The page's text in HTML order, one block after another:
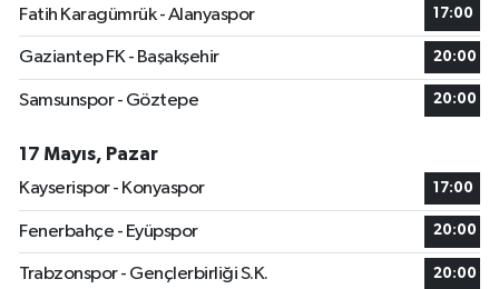
Fatih Karagümrük - Alanyaspor
17:00
Gaziantep FK - Başakşehir 20:00
Samsunspor - Göztepe 20:00
17 Mayıs, Pazar
Kayserispor - Konyaspor
17:00
Fenerbahçe - Eyüpspor 20:00
Trabzonspor - Gençlerbirliği S.K. 20:00